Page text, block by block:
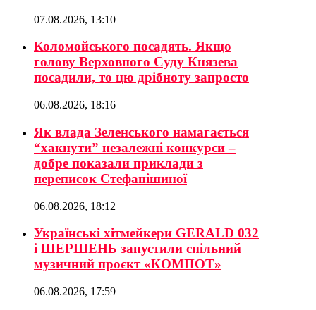
07.08.2026, 13:10
Коломойського посадять. Якщо
голову Верховного Суду Князева
посадили, то цю дрібноту запросто
06.08.2026, 18:16
Як влада Зеленського намагається
“хакнути” незалежні конкурси –
добре показали приклади з
переписок Стефанішиної
06.08.2026, 18:12
Українські хітмейкери GERALD 032
і ШЕРШЕНЬ запустили спільний
музичний проєкт «КОМПОТ»
06.08.2026, 17:59